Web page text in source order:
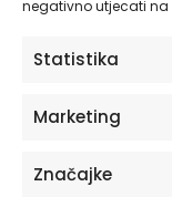
negativno utjecati na
Statistika
Marketing
Značajke